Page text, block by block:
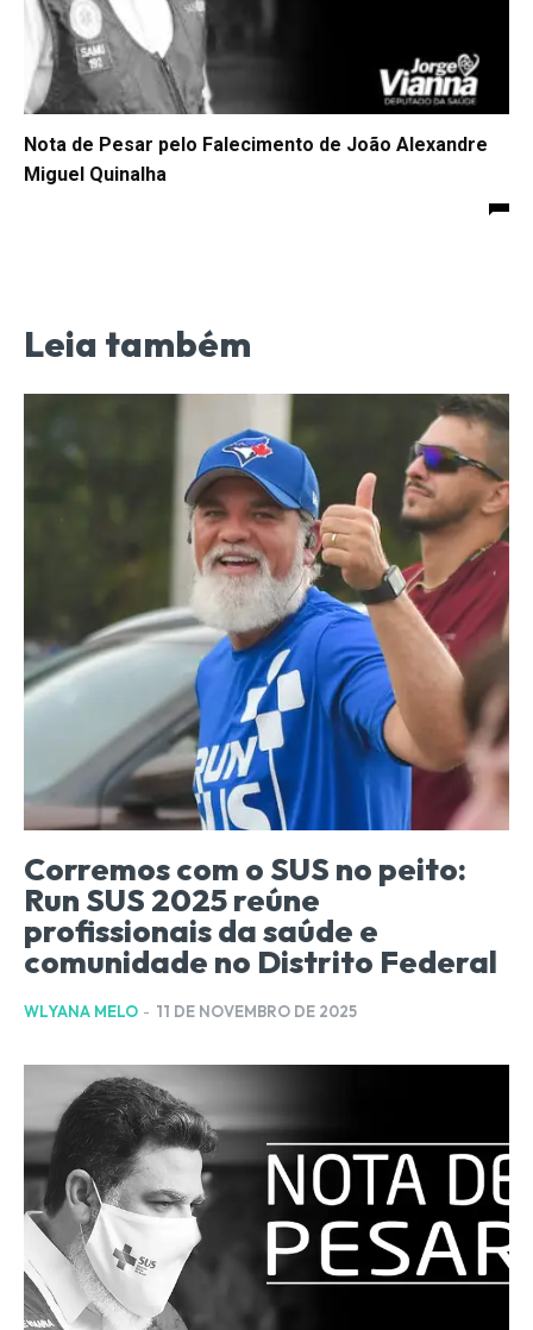
Nota de Pesar pelo Falecimento de João Alexandre
Miguel Quinalha
Leia também
Corremos com o SUS no peito:
Run SUS 2025 reúne
profissionais da saúde e
comunidade no Distrito Federal
WLYANA MELO - 11 DE NOVEMBRO DE 2025